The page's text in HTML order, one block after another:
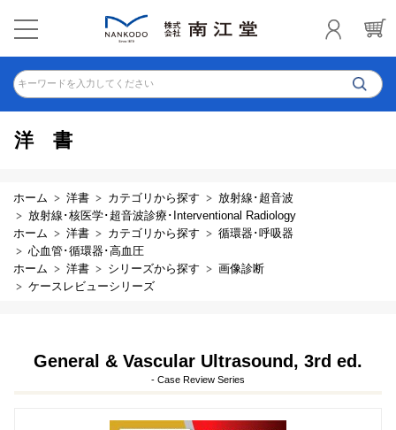
キーワードを入力してください
洋書
ホーム 洋書 カテゴリから探す
放射線･超音波
放射線･核医学･超音波診療･Interventional Radiology
ホーム
洋書 カテゴリから探す
循環器･呼吸器
心血管･循環器･高血圧
ホーム
洋書 シリーズから探す
画像診断
ケースレビューシリーズ
General & Vascular Ultrasound, 3rd ed.
- Case Review Series